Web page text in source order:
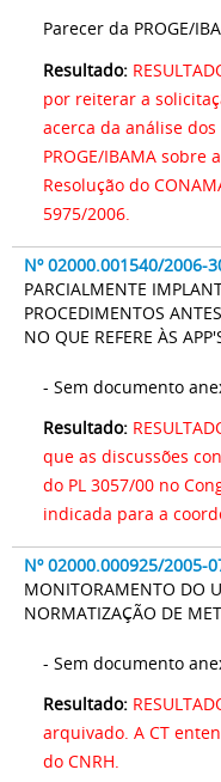
Parecer da PROGE/
Resultado:
por reiterar a
acerca da análise dos
PROGE/IBAMA
Resolução do
5975/2006.
Nº 02000.001540/2006-
PARCIALMENTE
PROCEDIMENTOS
NO QUE REFERE ÀS
- Sem documento
Resultado:
que as discussões
do PL 3057/00 no
indicada para a
Nº 02000.000925/2005-
MONITORAMENTO DO
NORMATIZAÇÃO DE
- Sem documento
Resultado:
arquivado. A CT
do CNRH.